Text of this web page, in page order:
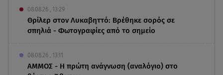
08.08.26 , 13:29
Θρίλερ στον Λυκαβηττό: Βρέθηκε σορός σε
σπηλιά - Φωτογραφίες από το σημείο
08.08.26 , 13:11
ΑΜΜΟΣ - Η πρώτη ανάγνωση (αναλόγιο) στο